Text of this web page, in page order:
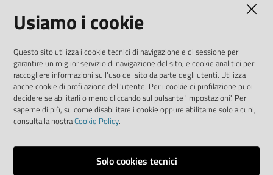
Media Policy
SEGUICI SU
YoutubeTwitterLinkedinFacebookInstagram
Usiamo i cookie
Questo sito utilizza i cookie tecnici di navigazione e di sessione per
garantire un miglior servizio di navigazione del sito, e cookie analitici per
raccogliere informazioni sull'uso del sito da parte degli utenti. Utilizza
anche cookie di profilazione dell'utente. Per i cookie di profilazione puoi
decidere se abilitarli o meno cliccando sul pulsante 'Impostazioni'. Per
saperne di più, su come disabilitare i cookie oppure abilitarne solo alcuni,
consulta la nostraCookie Policy.
Solo cookies tecnici